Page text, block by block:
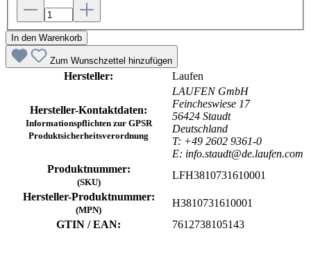
In den Warenkorb
Zum Wunschzettel hinzufügen
Hersteller: Laufen
Hersteller-Kontaktdaten:
Informationspflichten zur GPSR
Produktsicherheitsverordnung
LAUFEN GmbH
Feincheswiese 17
56424 Staudt
Deutschland
T: +49 2602 9361-0
E: info.staudt@de.laufen.com
Produktnummer:
(SKU)
LFH3810731610001
Hersteller-Produktnummer:
(MPN)
H3810731610001
GTIN / EAN:
7612738105143